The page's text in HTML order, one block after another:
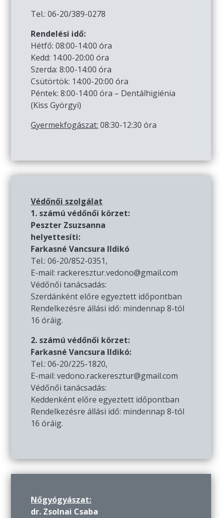
Tel.: 06-20/389-0278
Rendelési idő:
Hétfő: 08:00-14:00 óra
Kedd: 14:00-20:00 óra
Szerda: 8:00-14:00 óra
Csütörtök: 14:00-20:00 óra
Péntek: 8:00-14:00 óra – Dentálhigiénia
(Kiss Györgyi)
Gyermekfogászat: 08:30-12:30 óra
Védőnői szolgálat
1. számú védőnői körzet:
Peszter Zsuzsanna
helyettesíti:
Farkasné Vancsura Ildikó
Tel.: 06-20/852-0351,
E-mail: rackeresztur.vedono@gmail.com
Védőnői tanácsadás:
Szerdánként előre egyeztett időpontban
Rendelkezésre állási idő: mindennap 8-tól
16 óráig.
2. számú védőnői körzet:
Farkasné Vancsura Ildikó:
Tel.: 06-20/225-1820,
E-mail: vedono.rackeresztur@gmail.com
Védőnői tanácsadás:
Keddenként előre egyeztett időpontban
Rendelkezésre állási idő: mindennap 8-tól
16 óráig.
Nőgyógyászat:
dr. Zsolnai Csaba